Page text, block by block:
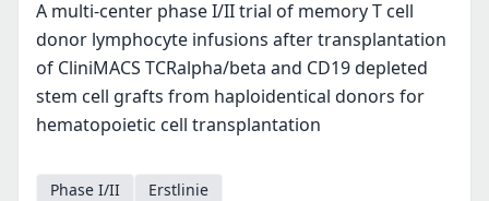
A multi-center phase I/II trial of memory T cell
donor lymphocyte infusions after transplantation
of CliniMACS TCRalpha/beta and CD19 depleted
stem cell grafts from haploidentical donors for
hematopoietic cell transplantation
Phase I/II Erstlinie